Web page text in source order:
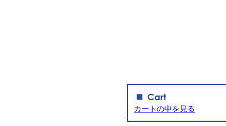
カートの中を見る